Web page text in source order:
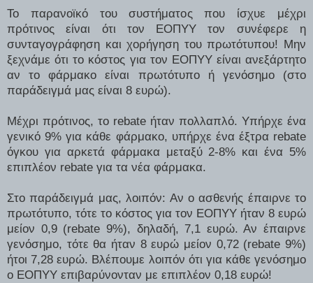
Το παρανοϊκό του συστήματος που ίσχυε μέχρι
πρότινος είναι ότι τον ΕΟΠΥΥ τον συνέφερε η
συνταγογράφηση και χορήγηση του πρωτότυπου! Μην
ξεχνάμε ότι το κόστος για τον ΕΟΠΥΥ είναι ανεξάρτητο
αν το φάρμακο είναι πρωτότυπο ή γενόσημο (στο
παράδειγμά μας είναι 8 ευρώ).
Μέχρι πρότινος, το rebate ήταν πολλαπλό. Υπήρχε ένα
γενικό 9% για κάθε φάρμακο, υπήρχε ένα έξτρα rebate
όγκου για αρκετά φάρμακα μεταξύ 2-8% και ένα 5%
επιπλέον rebate για τα νέα φάρμακα.
Στο παράδειγμά μας, λοιπόν: Αν ο ασθενής έπαιρνε το
πρωτότυπο, τότε το κόστος για τον ΕΟΠΥΥ ήταν 8 ευρώ
μείον 0,9 (rebate 9%), δηλαδή, 7,1 ευρώ. Αν έπαιρνε
γενόσημο, τότε θα ήταν 8 ευρώ μείον 0,72 (rebate 9%)
ήτοι 7,28 ευρώ. Βλέπουμε λοιπόν ότι για κάθε γενόσημο
ο ΕΟΠΥΥ επιβαρύνονταν με επιπλέον 0,18 ευρώ!